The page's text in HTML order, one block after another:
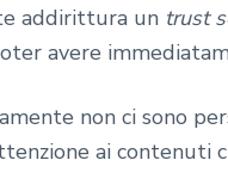
addirittura un trust
avere
non ci sono
ai